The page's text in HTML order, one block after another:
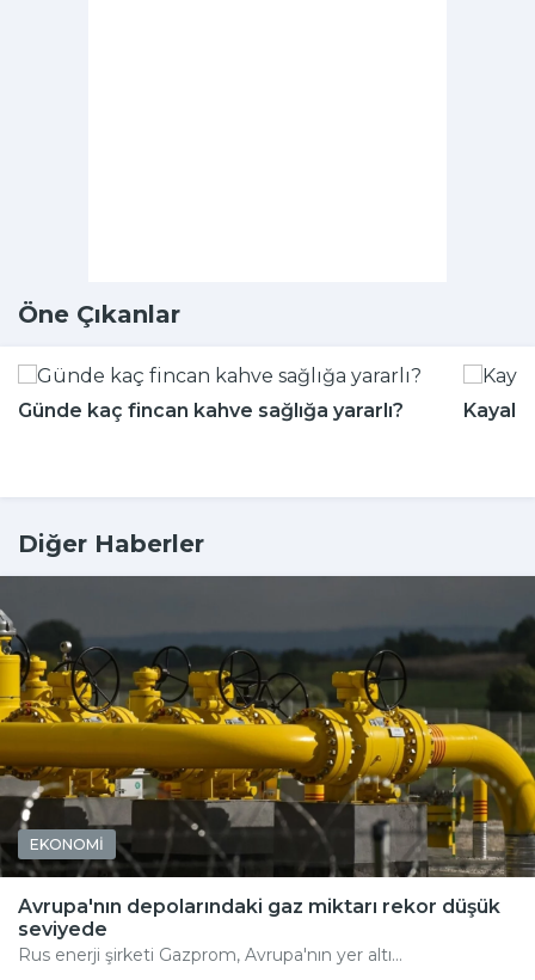
Öne Çıkanlar
Günde kaç fincan kahve sağlığa yararlı?
Diğer Haberler
EKONOMİ
Avrupa'nın depolarındaki gaz miktarı rekor düşük
seviyede
Rus enerji şirketi Gazprom, Avrupa'nın yer altı...